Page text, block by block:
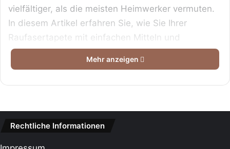
vielfältiger, als die meisten Heimwerker vermuten.
In diesem Artikel erfahren Sie, wie Sie Ihrer
Raufasertapete mit einfachen Mitteln und
professionellen Tricks neues Leben einhauchen
und welche Fehler Sie dabei unbedingt vermeiden
Mehr anzeigen
Rechtliche Informationen